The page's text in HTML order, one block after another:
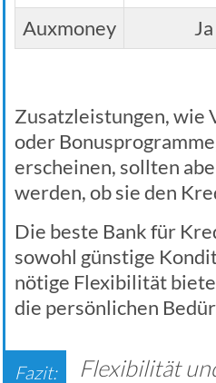
Auxmoney
Ja
Zusatzleistungen, wie
oder
erscheinen, sollten
werden, ob sie den
Die beste Bank für
sowohl günstige
nötige Flexibilität
die persönlichen
Flexibilität